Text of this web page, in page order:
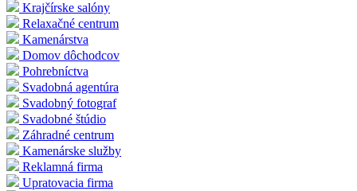
Krajčírske salóny
Relaxačné centrum
Kamenárstva
Domov dôchodcov
Pohrebníctva
Svadobná agentúra
Svadobný fotograf
Svadobné štúdio
Záhradné centrum
Kamenárske služby
Reklamná firma
Upratovacia firma